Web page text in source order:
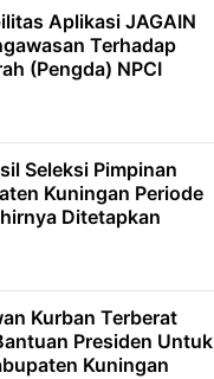
Aplikasi JAGAIN
Terhadap
(Pengda) NPCI
Seleksi Pimpinan
Kuningan Periode
Ditetapkan
Kurban Terberat
Presiden Untuk
Kuningan